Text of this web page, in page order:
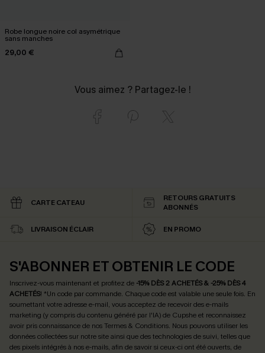
Robe longue noire col asymétrique
sans manches
29,00 €
Vous aimez ? Partagez-le !
CARTE CATEAU
RETOURS GRATUITS
ABONNÉS
LIVRAISON ÉCLAIR EN PROMO
S'ABONNER ET OBTENIR LE CODE
Inscrivez-vous maintenant et profitez de -15% DÈS 2 ACHETÉS & -25% DÈS 4
ACHETÉS! *Un code par commande. Chaque code est valable une seule fois. En
soumettant votre adresse e-mail, vous acceptez de recevoir des e-mails
marketing (y compris du contenu généré par l'IA) de Cupshe et reconnaissez
avoir pris connaissance de nosTermes & Conditions. Nous pouvons utiliser les
données collectées sur notre site ainsi que des technologies de suivi, telles que
des pixels intégrés à nos e-mails, afin de savoir si ceux-ci ont été ouverts, de